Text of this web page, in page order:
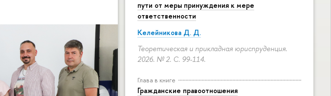
пути от меры принуждения к мере
ответственности
Келейникова Д. Д.
Теоретическая и прикладная юриспруденция.
2026. № 2. С. 99-114.
Глава в книге
Гражданские правоотношения